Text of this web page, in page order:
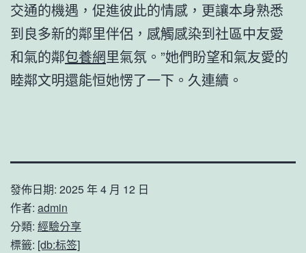
交通的機遇，促進彼此的情感，更讓本身熟悉
到良多新的鄰里伴侶，感觸感染到社區中友愛
和氣的鄰包養網里氣氛。”她們盼望和氣友愛的
睦鄰文明還能恒她愣了一下。久連續。
發佈日期: 2025 年 4 月 12 日
作者: admin
分類: 經驗分享
標籤: [db:标签]